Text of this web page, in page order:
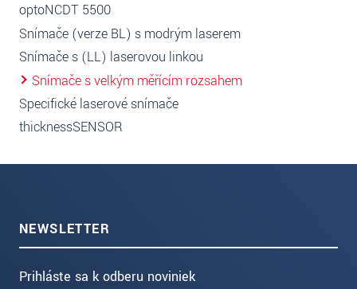
optoNCDT 5500
Snímače (verze BL) s modrým laserem
Snímače s (LL) laserovou linkou
Snímače s velkým měřícím rozsahem
Specifické laserové snímače
thicknessSENSOR
NEWSLETTER
Prihláste sa k odberu noviniek